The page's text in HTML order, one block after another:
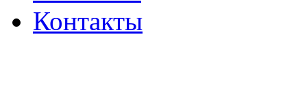
Контакты